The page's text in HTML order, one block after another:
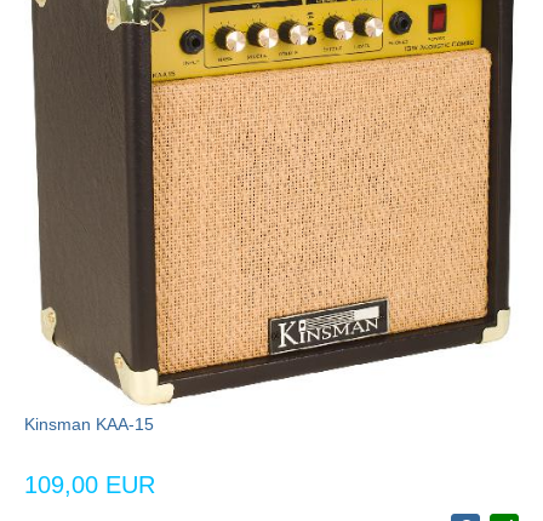
Kinsman KAA-15
109,00 EUR